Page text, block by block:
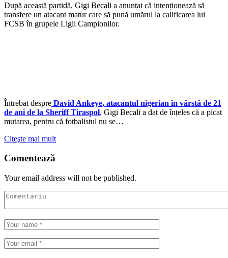
După această partidă, Gigi Becali a anunțat că intenționează să
transfere un atacant matur care să pună umărul la calificarea lui
FCSB în grupele Ligii Campionilor.
Întrebat despre David Ankeye, atacantul nigerian în vârstă de 21
de ani de la Sheriff Tiraspol, Gigi Becali a dat de înțeles că a picat
mutarea, pentru că fotbalistul nu se…
Citeşte mai mult
Comentează
Your email address will not be published.